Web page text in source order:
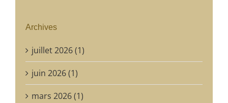
Archives
juillet 2026 (1)
juin 2026 (1)
mars 2026 (1)